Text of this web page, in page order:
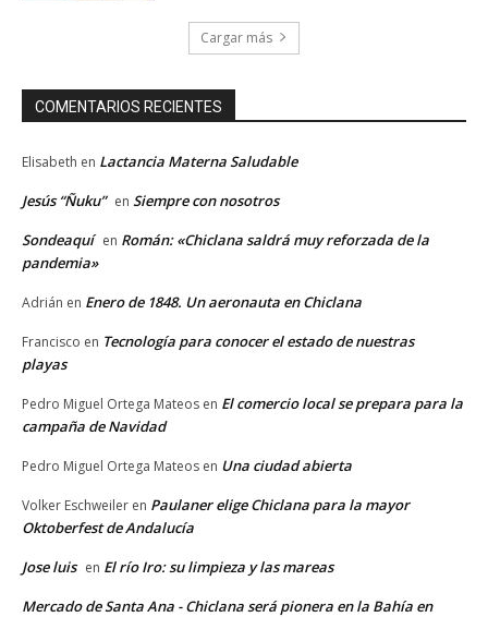
Cargar más
COMENTARIOS RECIENTES
Elisabeth en Lactancia Materna Saludable
Jesús “Ñuku” en Siempre con nosotros
Sondeaquí en Román: «Chiclana saldrá muy reforzada de la
pandemia»
Adrián en Enero de 1848. Un aeronauta en Chiclana
Francisco en Tecnología para conocer el estado de nuestras
playas
Pedro Miguel Ortega Mateos en El comercio local se prepara para la
campaña de Navidad
Pedro Miguel Ortega Mateos en Una ciudad abierta
Volker Eschweiler en Paulaner elige Chiclana para la mayor
Oktoberfest de Andalucía
Jose luis en El río Iro: su limpieza y las mareas
Mercado de Santa Ana - Chiclana será pionera en la Bahía en